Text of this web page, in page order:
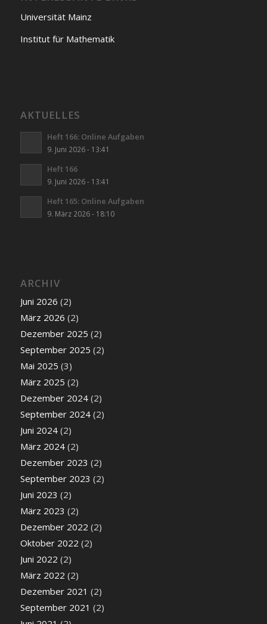
Universität Mainz
Institut für Mathematik
AKTUELLES
Heft 166: Online Aufgaben
9. Juni 2026 - 13:41
Heft 166
9. Juni 2026 - 13:41
Heft 165: Online Aufgaben
9. März 2026 - 18:10
ARCHIV
Juni 2026 (2)
März 2026 (2)
Dezember 2025 (2)
September 2025 (2)
Mai 2025 (3)
März 2025 (2)
Dezember 2024(2)
September 2024(2)
Juni 2024(2)
März 2024(2)
Dezember 2023 (2)
September 2023 (2)
Juni 2023 (2)
März 2023 (2)
Dezember 2022 (2)
Oktober 2022 (2)
Juni 2022 (2)
März 2022 (2)
Dezember 2021 (2)
September 2021 (2)